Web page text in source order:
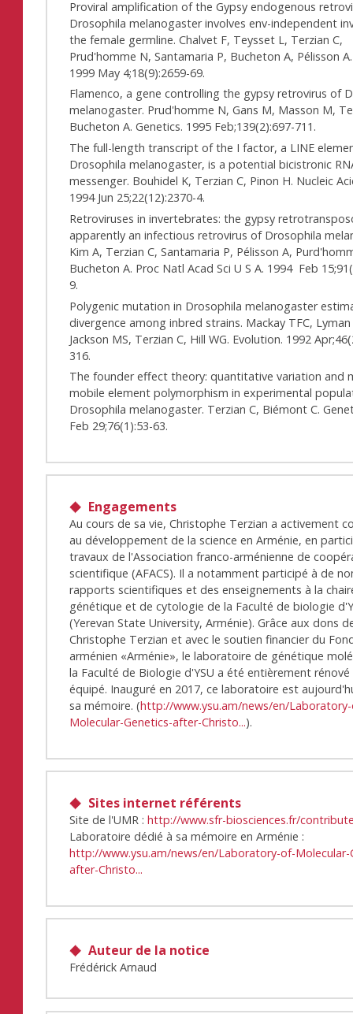
Proviral amplification of the Gypsy endogenous
Drosophila melanogaster involves env-independent
the female germline. Chalvet F, Teysset L, Terzian C,
Prud'homme N, Santamaria P, Bucheton A, Pélisson A.
1999 May 4;18(9):2659-69.
Flamenco, a gene controlling the gypsy retrovirus of
melanogaster. Prud'homme N, Gans M, Masson M,
Bucheton A. Genetics. 1995 Feb;139(2):697-711.
The full-length transcript of the I factor, a LINE
Drosophila melanogaster, is a potential bicistronic
messenger. Bouhidel K, Terzian C, Pinon H. Nucleic
1994 Jun 25;22(12):2370-4.
Retroviruses in invertebrates: the gypsy
apparently an infectious retrovirus of Drosophila
Kim A, Terzian C, Santamaria P, Pélisson A,
Bucheton A. Proc Natl Acad Sci U S A. 1994 Feb
9.
Polygenic mutation in Drosophila melanogaster
divergence among inbred strains. Mackay TFC, Lyman
Jackson MS, Terzian C, Hill WG. Evolution. 1992
316.
The founder effect theory: quantitative variation and
mobile element polymorphism in experimental
Drosophila melanogaster. Terzian C, Biémont C.
Feb 29;76(1):53-63.
Engagements
Au cours de sa vie, Christophe Terzian a activement
au développement de la science en Arménie, en
travaux de l'Association franco-arménienne de
scientifique (AFACS). Il a notamment participé à de
rapports scientifiques et des enseignements à la
génétique et de cytologie de la Faculté de biologie
(Yerevan State University, Arménie). Grâce aux dons
Christophe Terzian et avec le soutien financier du
arménien «Arménie», le laboratoire de génétique
la Faculté de Biologie d'YSU a été entièrement
équipé. Inauguré en 2017, ce laboratoire est
sa mémoire. (http://www.ysu.am/news/en/
Molecular-Genetics-after-Christo...).
Sites internet référents
Site de l'UMR :http://www.sfr-biosciences.fr/
Laboratoire dédié à sa mémoire en Arménie :
http://www.ysu.am/news/en/Laboratory-of-Molecular-
after-Christo...
Auteur de la notice
Frédérick Arnaud